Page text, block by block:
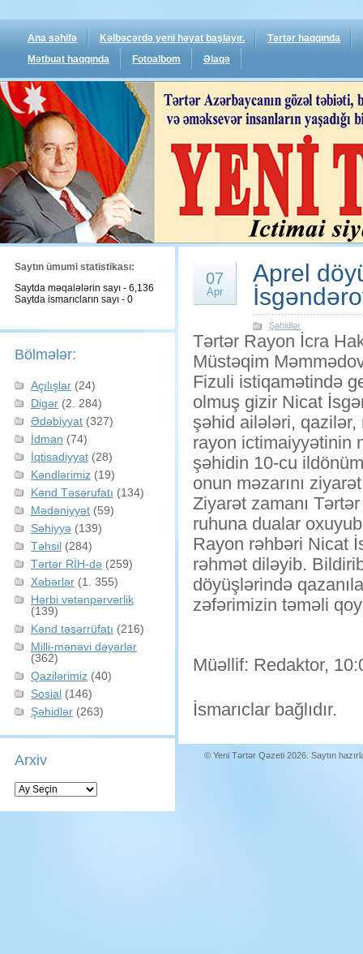
Ana səhifə Kəlbəcərdə yeni həyat başlayır.
Tərtər haqqında
Mətbuat haqqında
Fotoalbom Əlaqə
Saytın ümumi statistikası:
Saytda məqalələrin sayı - 6,136
Saytda ismarıcların sayı - 0
Bölmələr:
Açılışlar (24)
Digər (2. 284)
Ədəbiyyat (327)
İdman (74)
İqtisadiyyat (28)
Kəndlərimiz (19)
Kənd Təsərufatı (134)
Mədəniyyət (59)
Səhiyyə (139)
Təhsil (284)
Tərtər RİH-də (259)
Xəbərlər (1. 355)
Hərbi vətənpərvərlik
(139)
Kənd təsərrüfatı (216)
Milli-mənəvi dəyərlər
(362)
Qazilərimiz (40)
Sosial (146)
Şəhidlər (263)
Arxiv
Arxiv
07
Apr
Aprel
Şəhidlər
Tərtər Rayon İcra
Müstəqim
Fizuli istiqamətində
olmuş gizir Nicat
şəhid ailələri, qazilər,
rayon ictimaiyyətinin
şəhidin 10-cu
onun məzarını
Ziyarət zamanı
ruhuna dualar
Rayon rəhbəri Nicat
rəhmət diləyib.
döyüşlərində
zəfərimizin təməli
Müəllif: Redaktor,
İsmarıclar bağlıdır.
© Yeni Tərtər Qəzeti 2026. Saytın